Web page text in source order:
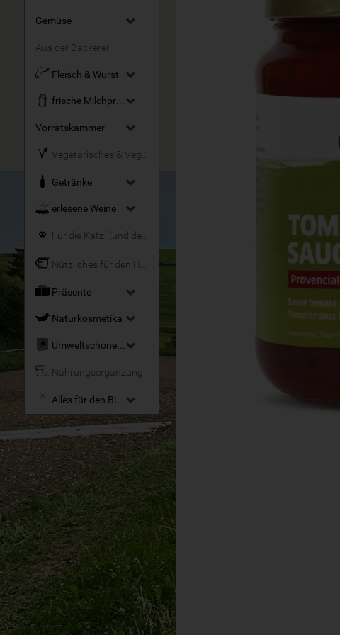
Gemüse
Aus der Bäckerei
Fleisch & Wurst
frische Milchprodukte
Vorratskammer
Getränke
erlesene Weine
Für die Katz´ (und den Hund)
Präsente
Naturkosmetika
Umweltschonende Reinigungsmittel
Nahrungsergänzung
Alles für den Bio-Garten